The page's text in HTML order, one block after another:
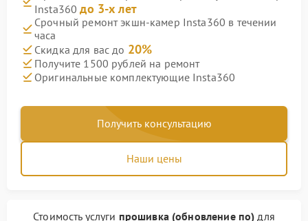
Insta360до 3-х лет
Срочный ремонт экшн-камер Insta360 в течении
часа
Скидка для вас до 20%
Получите 1500 рублей на ремонт
Оригинальные комплектующие Insta360
Получить консультацию
Наши цены
Стоимость услуги прошивка (обновление по) для